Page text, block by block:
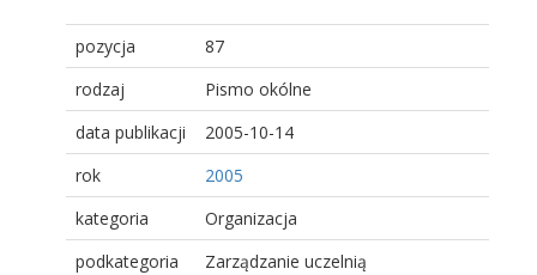
pozycja
87
rodzaj
Pismo okólne
data publikacji
2005-10-14
rok
2005
kategoria
Organizacja
podkategoria
Zarządzanie uczelnią